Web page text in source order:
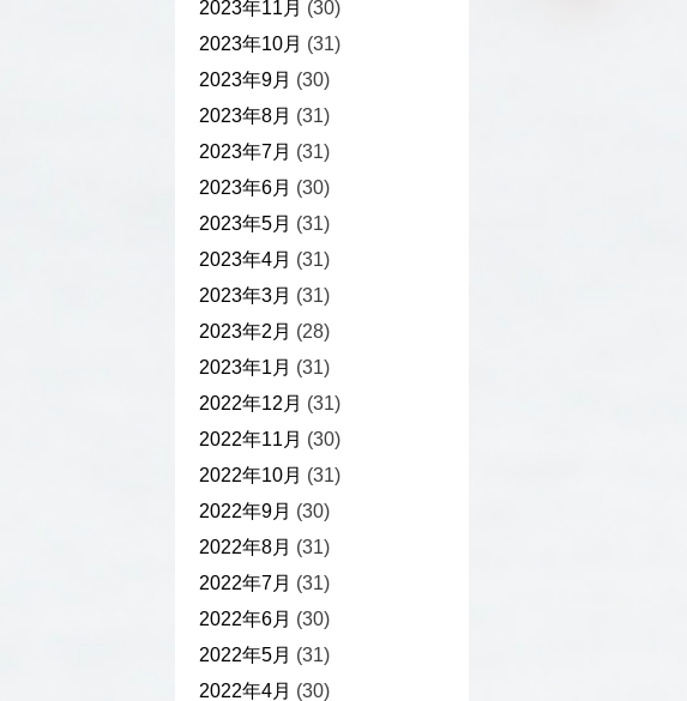
2023年11月 (30)
2023年10月 (31)
2023年9月 (30)
2023年8月 (31)
2023年7月 (31)
2023年6月 (30)
2023年5月 (31)
2023年4月 (31)
2023年3月 (31)
2023年2月 (28)
2023年1月 (31)
2022年12月 (31)
2022年11月 (30)
2022年10月 (31)
2022年9月 (30)
2022年8月 (31)
2022年7月 (31)
2022年6月 (30)
2022年5月 (31)
2022年4月 (30)